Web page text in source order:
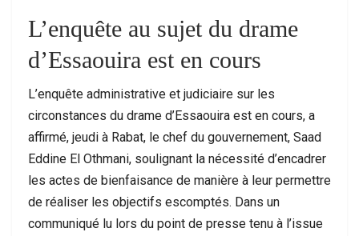
L’enquête au sujet du drame
d’Essaouira est en cours
L’enquête administrative et judiciaire sur les
circonstances du drame d’Essaouira est en cours, a
affirmé, jeudi à Rabat, le chef du gouvernement, Saad
Eddine El Othmani, soulignant la nécessité d’encadrer
les actes de bienfaisance de manière à leur permettre
de réaliser les objectifs escomptés. Dans un
communiqué lu lors du point de presse tenu à l’issue